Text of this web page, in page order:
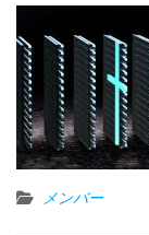
メンバー